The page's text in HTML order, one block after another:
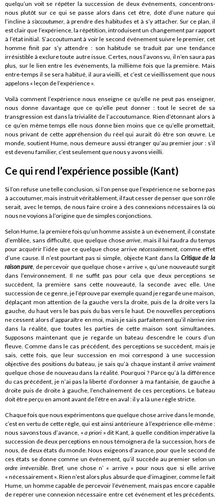
quelqu’un voit se répéter la succession de deux événements, concentrons-
nous plutôt sur ce qui se passe alors dans cet être, doté d’une nature qui
l’incline à s’accoutumer, à prendre des habitudes et à s’y attacher. Sur ce plan, il
est clair que l’expérience, la répétition, introduisent un changement par rapport
à l’état initial. S’accoutumant à voir le second événement suivre le premier, cet
homme finit par s’y attendre : son habitude se traduit par une tendance
irrésistible à exclure toute autre issue. Certes, nous l’avons vu, il n’en saura pas
plus, sur le lien entre les événements, la millième fois que la première. Mais
entre-temps il se sera habitué, il aura vieilli, et c’est ce vieillissement que nous
appelons « leçon de l’expérience ».
Voilà comment l’expérience nous enseigne ce qu’elle ne peut pas enseigner,
nous donne davantage que ce qu’elle peut donner : tout le secret de sa
transgression est dans la trivialité de l’accoutumance. Rien d’étonnant alors à
ce qu’en même temps elle nous donne bien moins que ce qu’elle promettait,
nous privant de cette appréhension du réel qui aurait dû être son œuvre. Le
monde, soutient Hume, nous demeure aussi étranger qu’au premier jour : s’il
est devenu familier, c’est seulement que nous y avons vieilli.
Ce qui rend l’expérience possible (Kant)
Si l’on refuse une telle conclusion, si l’on pense que l’expérience ne se borne pas
à accoutumer, mais instruit véritablement, il faut cesser de penser que son rôle
serait, avec le temps, de nous faire croire à des connexions nécessaires là où
nous ne voyions à l’origine que de simples conjonctions.
Selon Hume, la première fois qu’un homme assiste à un événement, il constate
d’emblée, sans difficulté, que quelque chose arrive, mais il lui faudra du temps
pour acquérir l’idée que ce quelque chose arrive nécessairement, comme effet
d’une cause. Il n’est pourtant pas si simple, objecte Kant dans la Critique de la
raison pure, de percevoir que quelque chose « arrive », qu’une nouveauté surgit
dans l’environnement. Il ne suffit pas pour cela que deux perceptions se
succèdent, la première sans cette nouveauté, la seconde avec elle. Une
succession de ce genre, je l’éprouve par exemple quand je regarde une maison,
déplaçant mon attention de la gauche vers la droite, puis de la droite vers la
gauche, du haut vers le bas puis du bas vers le haut. De nouvelles perceptions
ne cessent alors d’apparaître en moi, mais je sais parfaitement qu’il n’arrive rien
dans la réalité, que toutes les parties de cette maison sont simultanées.
Supposons maintenant que je regarde un bateau descendre le cours d’un
fleuve. Comme dans le cas précédent, des perceptions se succèdent, mais je
sais, cette fois, que leur succession en moi correspond à une succession
objective des positions du bateau, je sais qu’à chaque instant il arrive vraiment
quelque chose de nouveau dans la réalité. Pourquoi ? Parce qu’à la différence
du cas précédent, je n’ai pas la liberté d’ordonner à ma fantaisie, de gauche à
droite puis de droite à gauche, l’enchaînement de ces perceptions. Le bateau
doit être perçu en amont avant de l’être en aval : il y a là une règle stricte.
Chaque fois que nous expérimentons que quelque chose arrive dans le monde,
c’est en vertu de cette règle, qui est ainsi antérieure à l’expérience elle-même :
nous savons tous d’avance, «a priori» dit Kant, à quelle condition impérative la
succession de deux perceptions en nous témoignera de la succession, hors de
nous, de deux états du monde. Nous exigeons d’avance, pour que le second de
ces états se donne comme un événement, qu’il succède au premier selon un
ordre irréversible. Bref, une chose n’ « arrive » pour nous que si elle arrive
« nécessairement ». Rien n’est alors plus absurde que d’imaginer, comme le fait
Hume, un homme capable de percevoir l’événement, mais pas encore capable
de repérer une connexion nécessaire entre cet événement et les précédents.